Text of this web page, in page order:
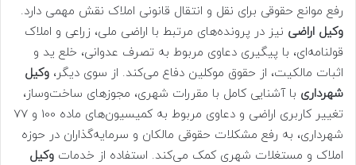
رفع موانع حقوقی برای نقل و انتقال قانونی املاک نقش مهمی دارد.
وکیل اراضی نیز در پرونده‌های مرتبط با اراضی ملی، زراعی و املاک
قولنامه‌ای، با پیگیری دعاوی مربوط به تصرف عدوانی، خلع ید و
اثبات مالکیت، از حقوق موکلین دفاع می‌کند. از سوی دیگر، وکیل
شهرداری با آشنایی کامل با مقررات شهری، مجوزهای ساخت‌وساز،
تغییر کاربری اراضی و دعاوی مربوط به کمیسیون‌های ماده 100 و 77
شهرداری، به رفع مشکلات حقوقی مالکان و سرمایه‌گذاران در حوزه
املاک و مستغلات شهری کمک می‌کند. استفاده از خدمات وکیل